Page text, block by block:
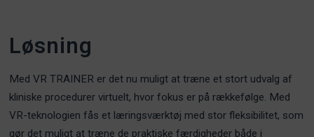
Løsning
Med VR TRAINER er det nu muligt at træne et stort udvalg af
kliniske procedurer virtuelt, hvor fokus er på rækkefølge. Med
VR-teknologien fås et læringsværktøj med stor fleksibilitet, som
gør det muligt at træne de praktiske færdigheder både i